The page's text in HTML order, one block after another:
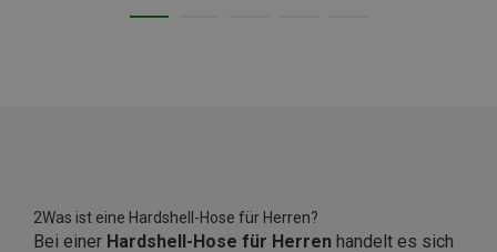
2Was ist eine Hardshell-Hose für Herren?
Bei einer Hardshell-Hose für Herren handelt es sich